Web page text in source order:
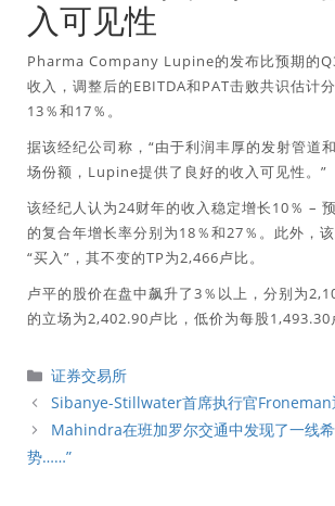
入可见性
Pharma Company Lupine的发布比预期的
收入，调整后的EBITDA和PAT击败共识估计
13％和17％。
据该经纪公司称，“由于利润丰厚的发射管道
场份额，Lupine提供了良好的收入可见性。”
该经纪人认为24财年的收入稳定增长10％ –
的复合年增长率分别为18％和27％。此外，
“买入”，其不变的TP为2,466卢比。
卢平的股价在盘中飙升了3％以上，分别为
的立场为2,402.90卢比，低价为每股1,493.30
分
類
证券交易所
Sibanye-Stillwater首席执行官Froneman
Mahindra在班加罗尔交通中发现了一线
势……”